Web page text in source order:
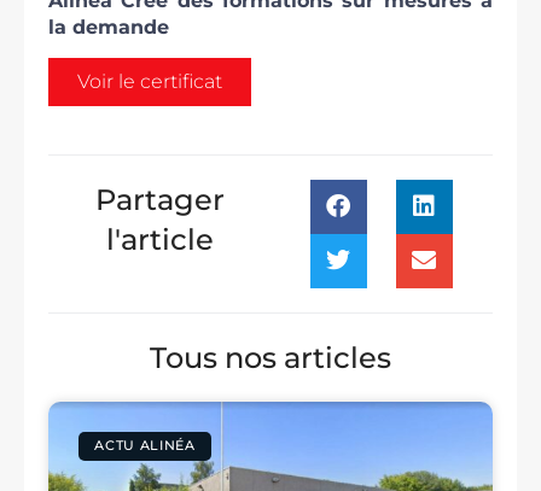
la demande
Voir le certificat
Partager
l'article
Tous nos articles
ACTU ALINÉA